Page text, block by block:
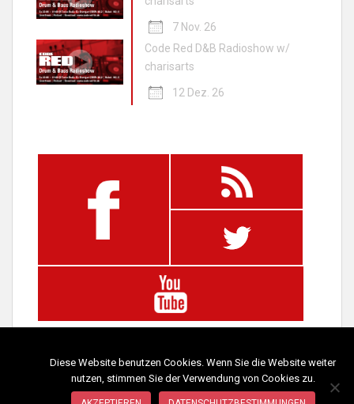
7 Nov. 26
Code Red D&B Radioshow w/
charisarts
12 Dez. 26
Diese Website benutzen Cookies. Wenn Sie die Website weiter
nutzen, stimmen Sie der Verwendung von Cookies zu.